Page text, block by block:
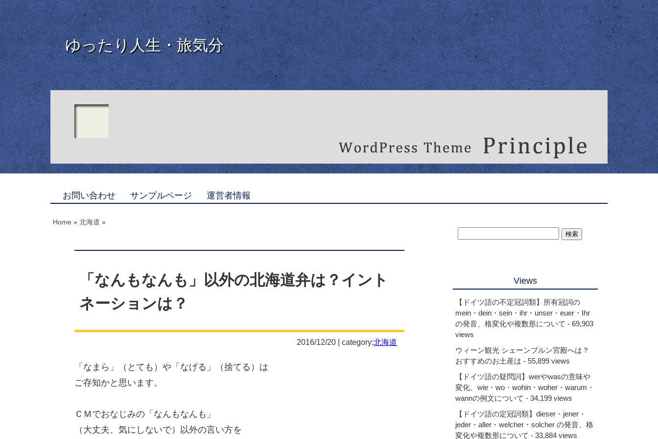
ゆったり人生・旅気分
お問い合わせ サンプルページ 運営者情報
Home » 北海道 »
「なんもなんも」以外の北海道弁は？イント
ネーションは？
2016/12/20 | category:北海道
「なまら」（とても）や「なげる」（捨てる）は
ご存知かと思います。
ＣＭでおなじみの「なんもなんも」
（大丈夫、気にしないで）以外の言い方を
Views
【ドイツ語の不定冠詞類】所有冠詞の
mein・dein・sein・ihr・unser・euer・Ihr
の発音、格変化や複数形について - 69,903
views
ウィーン観光 シェーンブルン宮殿へは？
おすすめのお土産は - 55,899 views
【ドイツ語の疑問詞】werやwasの意味や
変化、wie・wo・wohin・woher・warum・
wannの例文について - 34,199 views
【ドイツ語の定冠詞類】dieser・jener・
jeder・aller・welcher・solcher の発音、格
変化や複数形について - 33,884 views